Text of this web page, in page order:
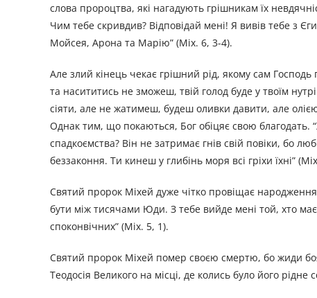
слова пророцтва, які нагадують грішникам їх
Чим тебе скривдив? Відповідай мені! Я вивів тебе з
Мойсея, Арона та Марію” (Міх. 6, 3-4).
Але злий кінець чекає грішний рід, якому сам
та насититись не зможеш, твій голод буде у твоїм
сіяти, але не жатимеш, будеш оливки давити, але
Однак тим, що покаються, Бог обіцяє свою
спадкоємства? Він не затримає гнів свій повіки, бо
беззаконня. Ти кинеш у глибінь моря всі гріхи їхні”
Святий пророк Міхей дуже чітко провіщає
бути між тисячами Юди. З тебе вийде мені той, хто
споконвічних” (Міх. 5, 1).
Святий пророк Міхей помер своєю смертю, бо жиди
Теодосія Великого на місці, де колись було його